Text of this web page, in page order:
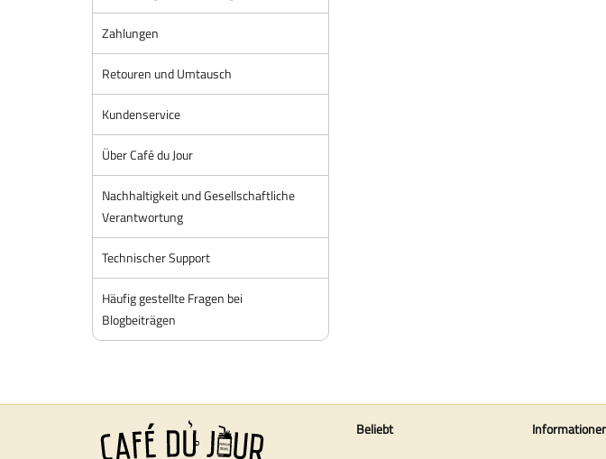
Zahlungen
Retouren und Umtausch
Kundenservice
Über Café du Jour
Nachhaltigkeit und Gesellschaftliche
Verantwortung
Technischer Support
Häufig gestellte Fragen bei
Blogbeiträgen
Beliebt